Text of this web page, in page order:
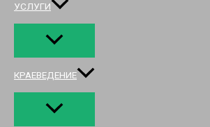
УСЛУГИ
КРАЕВЕДЕНИЕ